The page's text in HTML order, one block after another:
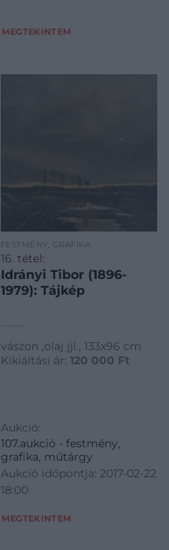
MEGTEKINTEM
FESTMÉNY, GRAFIKA
16. tétel:
Idrányi Tibor (1896-
1979): Tájkép
vászon ,olaj jjl., 133x96 cm
Kikiáltási ár: 120 000 Ft
Aukció:
107.aukció - festmény,
grafika, műtárgy
Aukció időpontja: 2017-02-22
18:00
MEGTEKINTEM